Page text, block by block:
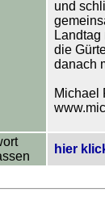
und
die
danach
Michael
hier